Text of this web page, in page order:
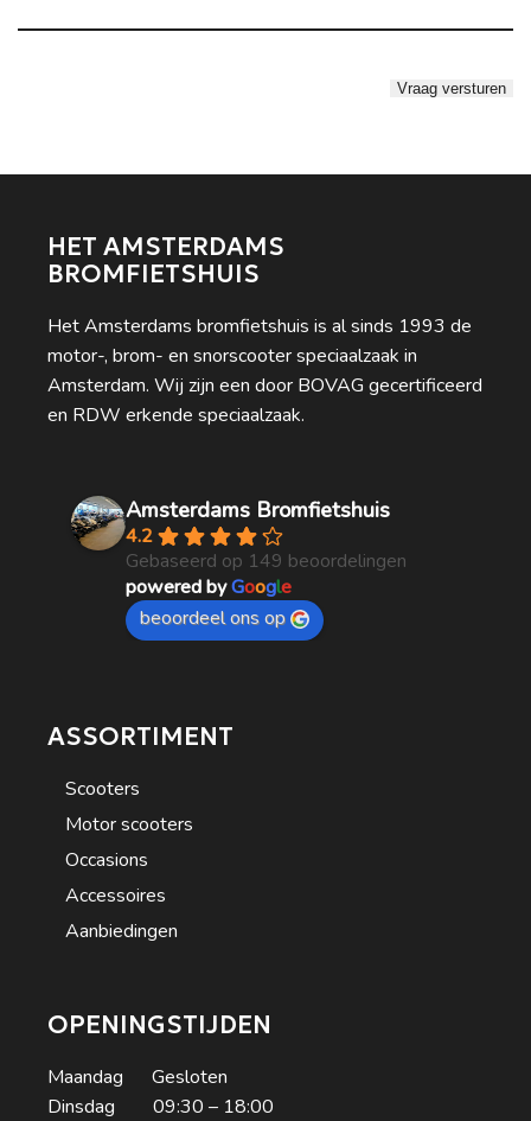
HET AMSTERDAMS
BROMFIETSHUIS
Het Amsterdams bromfietshuis is al sinds 1993 de
motor-, brom- en snorscooter speciaalzaak in
Amsterdam. Wij zijn een door BOVAG gecertificeerd
en RDW erkende speciaalzaak.
Amsterdams Bromfietshuis
4.2
Gebaseerd op 149 beoordelingen
powered byGoogle
beoordeel ons op
ASSORTIMENT
Scooters
Motor scooters
Occasions
Accessoires
Aanbiedingen
OPENINGSTIJDEN
Maandag Gesloten
Dinsdag 09:30 – 18:00